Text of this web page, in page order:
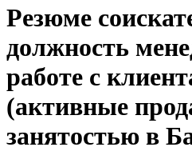
Резюме
должность
работе с
(активные
занятостью в